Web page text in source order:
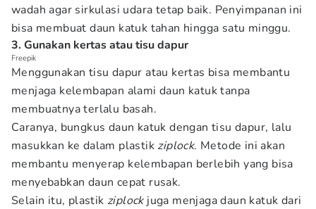
wadah agar sirkulasi udara tetap baik. Penyimpanan ini
bisa membuat daun katuk tahan hingga satu minggu.
3. Gunakan kertas atau tisu dapur
Freepik
Menggunakan tisu dapur atau kertas bisa membantu
menjaga kelembapan alami daun katuk tanpa
membuatnya terlalu basah.
Caranya, bungkus daun katuk dengan tisu dapur, lalu
masukkan ke dalam plastik ziplock. Metode ini akan
membantu menyerap kelembapan berlebih yang bisa
menyebabkan daun cepat rusak.
Selain itu, plastik ziplock juga menjaga daun katuk dari